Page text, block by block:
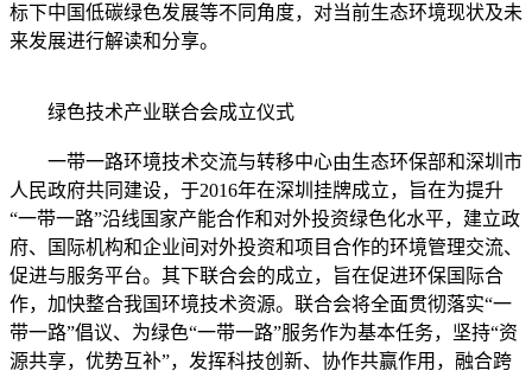
标下中国低碳绿色发展等不同角度，对当前生态环境现状及未
来发展进行解读和分享。
绿色技术产业联合会成立仪式
一带一路环境技术交流与转移中心由生态环保部和深圳市
人民政府共同建设，于2016年在深圳挂牌成立，旨在为提升
“一带一路”沿线国家产能合作和对外投资绿色化水平，建立政
府、国际机构和企业间对外投资和项目合作的环境管理交流、
促进与服务平台。其下联合会的成立，旨在促进环保国际合
作，加快整合我国环境技术资源。联合会将全面贯彻落实“一
带一路”倡议、为绿色“一带一路”服务作为基本任务，坚持“资
源共享，优势互补”，发挥科技创新、协作共赢作用，融合跨